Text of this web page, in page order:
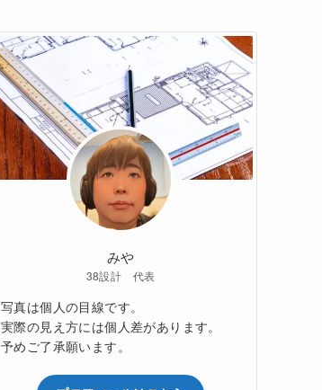
みや
38設計 代表
写真は個人の目線です。
実際の見え方には個人差があります。
予めご了承願います。